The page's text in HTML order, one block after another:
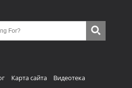
Карта сайта Видеотека